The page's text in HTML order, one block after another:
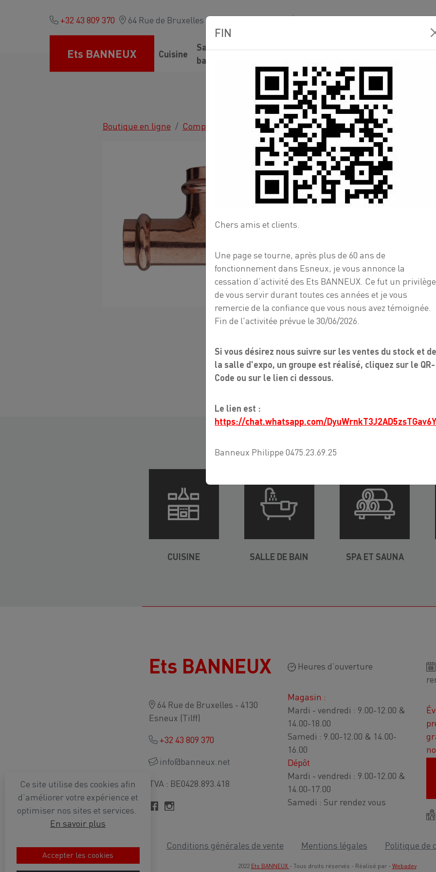
+32 43 809 370 64 Rue de Bruxelles - 4130 Esneux (Tilff) info@banneux.net
Ets BANNEUX Cuisine
Salle de
bain
Boutique en ligne Comptoir Plomberie groupe-6 raccord toute nature
T 22
14,51 €
La plupart de nos
gaz et eau.
Ajouter au panier
CUISINE SALLE DE BAIN SPA ET SAUNA
Ets BANNEUX
64 Rue de Bruxelles - 4130
Esneux (Tilff)
+32 43 809 370
info@banneux.net
TVA : BE0428.893.418
Heures d’ouverture
Magasin :
Mardi - vendredi : 9.00-12.00 &
14.00-18.00
Samedi : 9.00-12.00 & 14.00-
16.00
Dépôt
Mardi - vendredi : 9.00-12.00 &
14.00-17.00
Samedi : Sur rendez vous
Conditions générales de vente Mentions légales Politique de
2022 Ets BANNEUX - Tous droits réservés - Réalisé par - Webadev
FIN
Chers amis et clients.
Une page se tourne, après plus de 60 ans de
fonctionnement dans Esneux, je vous annonce la
cessation d’activité des Ets BANNEUX. Ce fut un privilège
de vous servir durant toutes ces années et je vous
remercie de la confiance que vous nous avez témoignée.
Fin de l'activitée prévue le 30/06/2026.
Si vous désirez nous suivre sur les ventes du stock et de
la salle d'expo, un groupe est réalisé, cliquez sur le QR-
Code ou sur le lien ci dessous.
Le lien est :
https://chat.whatsapp.com/DyuWrnkT3J2AD5zsTGav6Y
Banneux Philippe 0475.23.69.25
Ce site utilise des cookies afin
d’améliorer votre expérience et
optimiser nos sites et services.
En savoir plus
Accepter les cookies